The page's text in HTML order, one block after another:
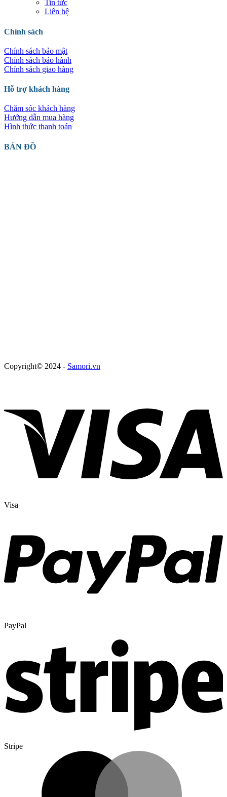
Tin tức
Liên hệ
Chính sách
Chính sách bảo mật
Chính sách bảo hành
Chính sách giao hàng
Hỗ trợ khách hàng
Chăm sóc khách hàng
Hướng dẫn mua hàng
Hình thức thanh toán
BẢN ĐỒ
Copyright© 2024 - Samori.vn
Visa
PayPal
Stripe